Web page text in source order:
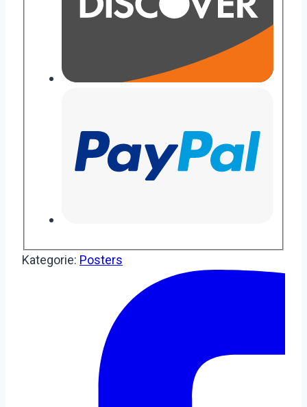
Kategorie: Posters